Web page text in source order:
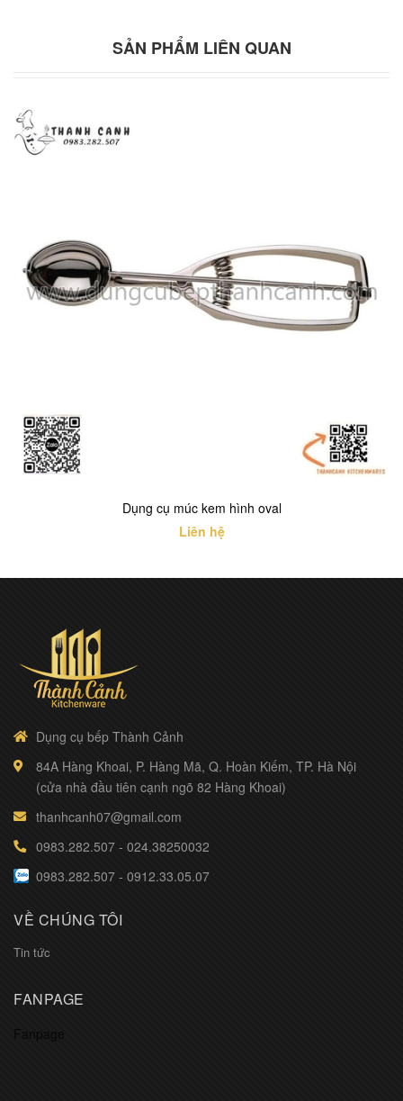
SẢN PHẨM LIÊN QUAN
Dụng cụ múc kem hình oval
Liên hệ
Dụng cụ bếp Thành Cảnh
84A Hàng Khoai, P. Hàng Mã, Q. Hoàn Kiếm, TP. Hà Nội
(cửa nhà đầu tiên cạnh ngõ 82 Hàng Khoai)
thanhcanh07@gmail.com
0983.282.507 - 024.38250032
0983.282.507 - 0912.33.05.07
VỀ CHÚNG TÔI
Tin tức
FANPAGE